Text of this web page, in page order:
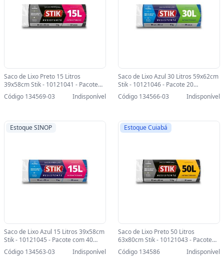
Saco de Lixo Preto 15 Litros
39x58cm Stik - 10121041 - Pacote
com 40 Unidades-SINOP-03 -
10121041
Código 134569-03 Indisponível
Saco de Lixo Azul 30 Litros 59x62cm
Stik - 10121046 - Pacote 20
Unidades-SINOP-03 - 10121046
Código 134566-03 Indisponível
Estoque SINOP
Saco de Lixo Azul 15 Litros 39x58cm
Stik - 10121045 - Pacote com 40
Unidades-SINOP-03 - 10121045
Código 134563-03 Indisponível
Estoque Cuiabá
Saco de Lixo Preto 50 Litros
63x80cm Stik - 10121043 - Pacote
com 20 Unidades - 10121043
Código 134586 Indisponível